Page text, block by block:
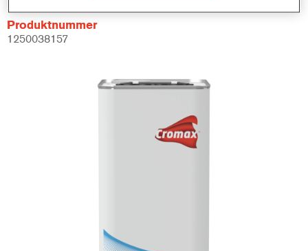
Produktnummer
1250038157